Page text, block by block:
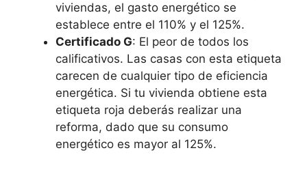
viviendas, el gasto energético se
establece entre el 110% y el 125%.
Certificado G: El peor de todos los
calificativos. Las casas con esta etiqueta
carecen de cualquier tipo de eficiencia
energética. Si tu vivienda obtiene esta
etiqueta roja deberás realizar una
reforma, dado que su consumo
energético es mayor al 125%.